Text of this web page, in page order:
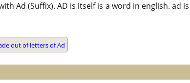
Ad (Suffix). AD is itself is a word in english. ad
out of letters of Ad